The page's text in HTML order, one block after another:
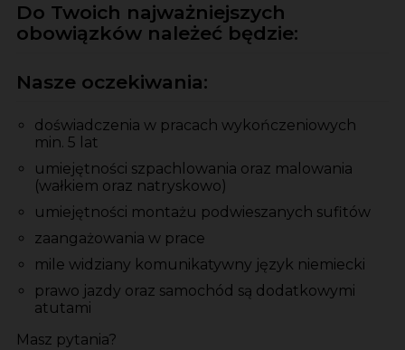
Do Twoich najważniejszych
obowiązków należeć będzie:
Nasze oczekiwania:
doświadczenia w pracach wykończeniowych
min. 5 lat
umiejętności szpachlowania oraz malowania
(wałkiem oraz natryskowo)
umiejętności montażu podwieszanych sufitów
zaangażowania w prace
mile widziany komunikatywny język niemiecki
prawo jazdy oraz samochód są dodatkowymi
atutami
Masz pytania?